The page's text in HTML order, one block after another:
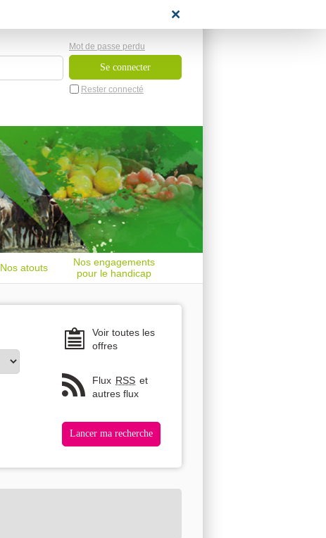
Rester connecté
Mot de passe perdu
Nos atouts
Nos engagements
pour le handicap
Voir toutes les
offres
Flux RSS et
autres flux